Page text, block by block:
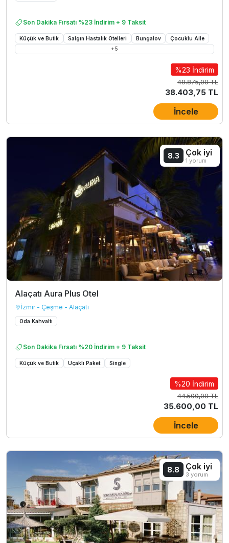
Son Dakika Fırsatı %23 İndirim + 9 Taksit
Küçük ve Butik Salgın Hastalık Otelleri Bungalov
Çocuklu Aile
+5
%23 İndirim
49.875,00 TL
38.403,75 TL
İncele
Alaçatı Aura Plus Otel
İzmir - Çeşme - Alaçatı
Oda Kahvaltı
Son Dakika Fırsatı %20 İndirim + 9 Taksit
Küçük ve Butik Uçaklı Paket Single
8.3 Çok iyi
1 yorum
%20 İndirim
44.500,00 TL
35.600,00 TL
İncele
8.8 Çok iyi
3 yorum